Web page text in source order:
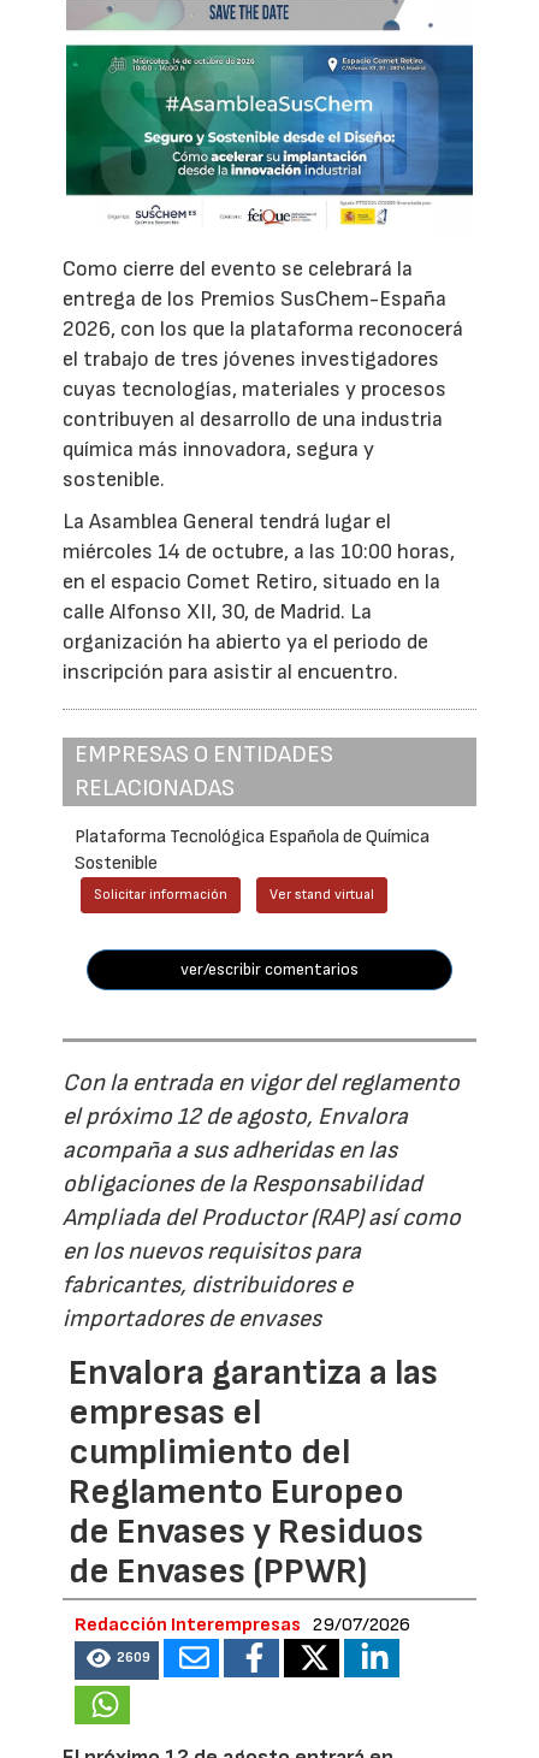
Como cierre del evento se celebrará la
entrega de los Premios SusChem-España
2026, con los que la plataforma reconocerá
el trabajo de tres jóvenes investigadores
cuyas tecnologías, materiales y procesos
contribuyen al desarrollo de una industria
química más innovadora, segura y
sostenible.
La Asamblea General tendrá lugar el
miércoles 14 de octubre, a las 10:00 horas,
en el espacio Comet Retiro, situado en la
calle Alfonso XII, 30, de Madrid. La
organización ha abierto ya el periodo de
inscripción para asistir al encuentro.
EMPRESAS O ENTIDADES
RELACIONADAS
Plataforma Tecnológica Española de Química
Sostenible
Solicitar información Ver stand virtual
ver/escribir comentarios
Con la entrada en vigor del reglamento
el próximo 12 de agosto, Envalora
acompaña a sus adheridas en las
obligaciones de la Responsabilidad
Ampliada del Productor (RAP) así como
en los nuevos requisitos para
fabricantes, distribuidores e
importadores de envases
Envalora garantiza a las
empresas el
cumplimiento del
Reglamento Europeo
de Envases y Residuos
de Envases (PPWR)
Redacción Interempresas 29/07/2026
2609